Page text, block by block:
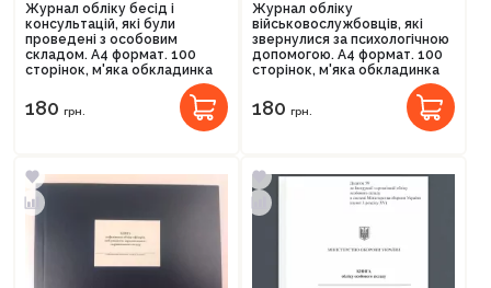
Журнал обліку бесід і
консультацій, які були
проведені з особовим
складом. А4 формат. 100
сторінок, м'яка обкладинка
180 грн.
Журнал обліку
військовослужбовців, які
звернулися за психологічною
допомогою. А4 формат. 100
сторінок, м'яка обкладинка
180 грн.